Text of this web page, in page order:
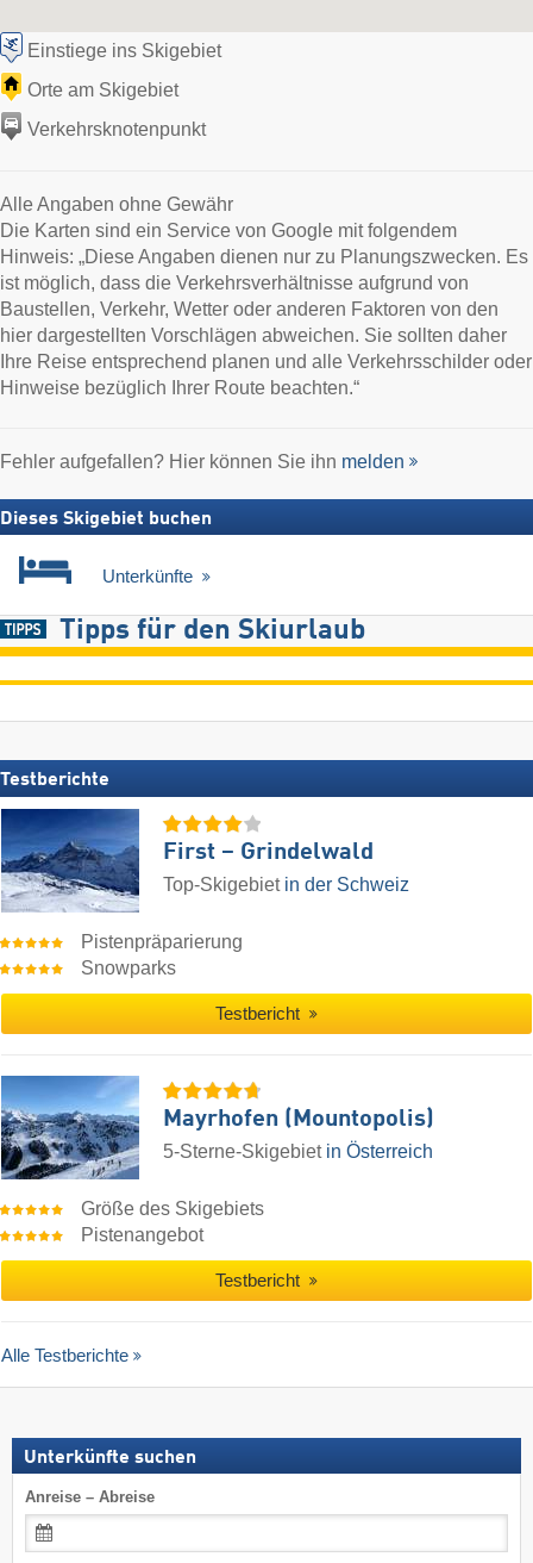
Einstiege ins Skigebiet
Orte am Skigebiet
Verkehrsknotenpunkt
Alle Angaben ohne Gewähr
Die Karten sind ein Service von Google mit folgendem
Hinweis: „Diese Angaben dienen nur zu Planungszwecken. Es
ist möglich, dass die Verkehrsverhältnisse aufgrund von
Baustellen, Verkehr, Wetter oder anderen Faktoren von den
hier dargestellten Vorschlägen abweichen. Sie sollten daher
Ihre Reise entsprechend planen und alle Verkehrsschilder oder
Hinweise bezüglich Ihrer Route beachten.“
Fehler aufgefallen? Hier können Sie ihn melden
Dieses Skigebiet buchen
Unterkünfte
Tipps für den Skiurlaub
Testberichte
First – Grindelwald
Top-Skigebiet in der Schweiz
Pistenpräparierung
Snowparks
Testbericht
Mayrhofen (Mountopolis)
5-Sterne-Skigebiet in Österreich
Größe des Skigebiets
Pistenangebot
Testbericht
Alle Testberichte
Unterkünfte suchen
Anreise – Abreise